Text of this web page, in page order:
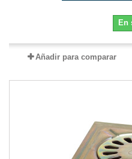
En
Añadir para comparar